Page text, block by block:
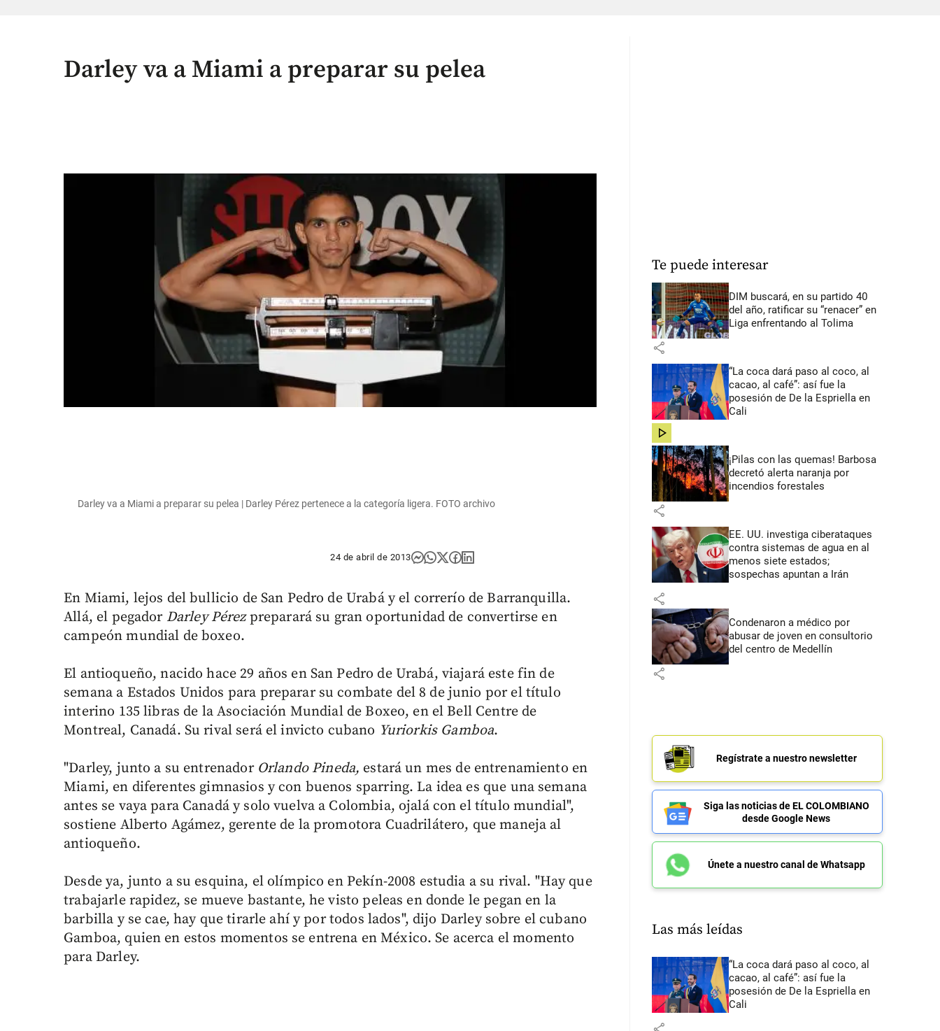
Darley va a Miami a preparar su pelea
Darley va a Miami a preparar su pelea | Darley Pérez pertenece a la categoría ligera. FOTO archivo
24 de abril de 2013
En Miami, lejos del bullicio de San Pedro de Urabá y el correrío de Barranquilla.
Allá, el pegador Darley Pérezpreparará su gran oportunidad de convertirse en
campeón mundial de boxeo.
El antioqueño, nacido hace 29 años en San Pedro de Urabá, viajará este fin de
semana a Estados Unidos para preparar su combate del 8 de junio por el título
interino 135 libras de la Asociación Mundial de Boxeo, en el Bell Centre de
Montreal, Canadá. Su rival será el invicto cubano Yuriorkis Gamboa.
"Darley, junto a su entrenador Orlando Pineda, estará un mes de entrenamiento en
Miami, en diferentes gimnasios y con buenos sparring. La idea es que una semana
antes se vaya para Canadá y solo vuelva a Colombia, ojalá con el título mundial",
sostiene Alberto Agámez, gerente de la promotora Cuadrilátero, que maneja al
antioqueño.
Desde ya, junto a su esquina, el olímpico en Pekín-2008 estudia a su rival. "Hay que
trabajarle rapidez, se mueve bastante, he visto peleas en donde le pegan en la
barbilla y se cae, hay que tirarle ahí y por todos lados", dijo Darley sobre el cubano
Gamboa, quien en estos momentos se entrena en México. Se acerca el momento
para Darley.
Te puede interesar
DIM buscará, en su partido 40
del año, ratificar su “renacer” en
Liga enfrentando al Tolima
share
“La coca dará paso al coco, al
cacao, al café”: así fue la
posesión de De la Espriella en
Cali
share
¡Pilas con las quemas! Barbosa
decretó alerta naranja por
incendios forestales
share
EE. UU. investiga ciberataques
contra sistemas de agua en al
menos siete estados;
sospechas apuntan a Irán
share
Condenaron a médico por
abusar de joven en consultorio
del centro de Medellín
share
Regístrate a nuestro newsletter
Siga las noticias de EL COLOMBIANO
desde Google News
Únete a nuestro canal de Whatsapp
Las más leídas
“La coca dará paso al coco, al
cacao, al café”: así fue la
posesión de De la Espriella en
Cali